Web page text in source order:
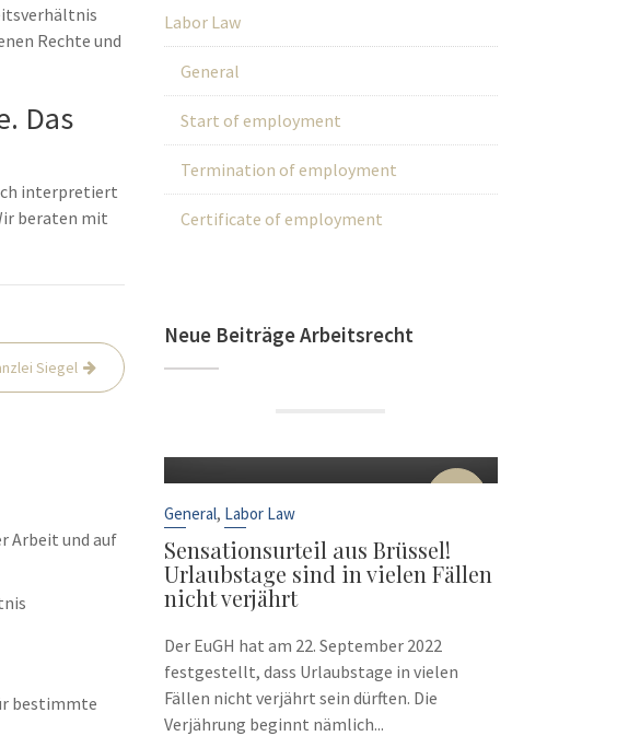
Rechte und
Das
interpretiert
beraten mit
Siegel
Arbeit und auf
bestimmte
Labor Law
General
Start of employment
Termination of employment
Certificate of employment
Neue Beiträge Arbeitsrecht
22
General, Labor Law
Sensationsurteil aus Brüssel!
Urlaubstage sind in vielen Fällen
nicht verjährt
Der EuGH hat am 22. September 2022
festgestellt, dass Urlaubstage in vielen
Fällen nicht verjährt sein dürften. Die
Verjährung beginnt nämlich...